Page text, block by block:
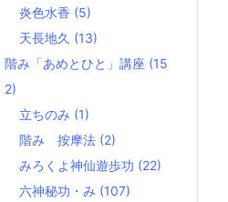
炎色水香 (5)
天長地久 (13)
階み「あめとひと」講座 (15
2)
立ちのみ (1)
階み 按摩法 (2)
みろくよ神仙遊歩功 (22)
六神秘功・み (107)